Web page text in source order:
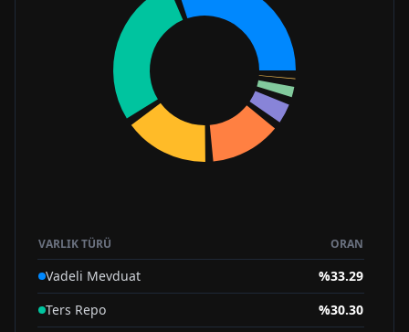
VARLIK TÜRÜ ORAN
Vadeli Mevduat %33.29
Ters Repo
%30.30